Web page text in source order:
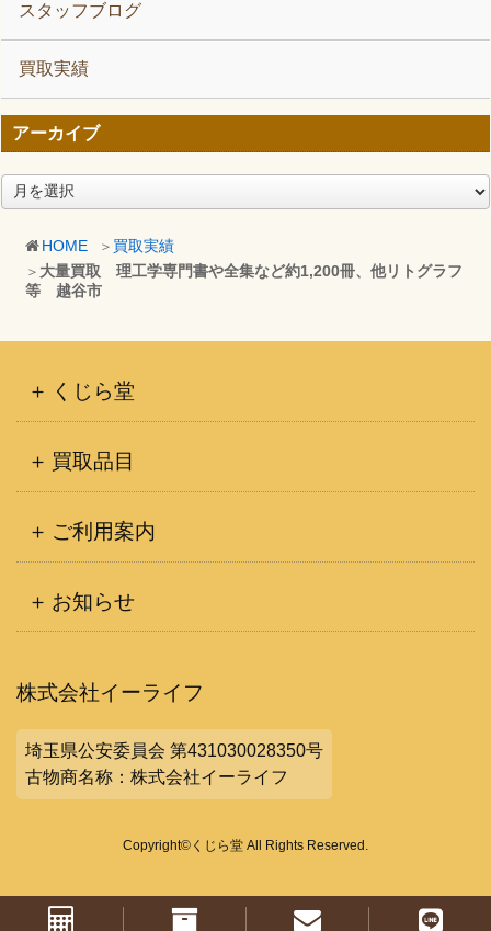
HOME
買取実績
大量買取 理工学専門書や全集など約1,200冊、他リトグラフ
等 越谷市
スタッフブログ
買取実績
アーカイブ
ア
ー
くじら堂
買取品目
ご利用案内
お知らせ
株式会社イーライフ
埼玉県公安委員会 第431030028350号
古物商名称：株式会社イーライフ
Copyright©くじら堂 All Rights Reserved.